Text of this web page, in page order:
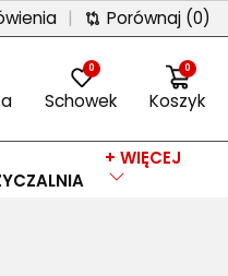
| Porównaj (0)
0
Schowek
0
Koszyk
+ WIĘCEJ